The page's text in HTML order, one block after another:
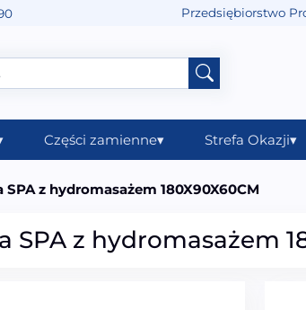
Przedsiębiorstwo
Części zamienne▾ Strefa Okazji▾
z hydromasażem 180X90X60CM
SPA z hydromasażem